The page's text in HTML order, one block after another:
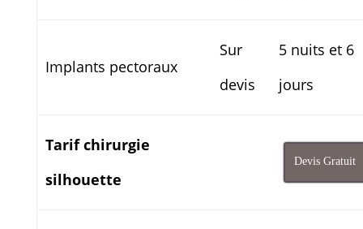
Implants pectoraux
Sur
devis
5 nuits et 6
jours
Tarif chirurgie
silhouette
Devis Gratuit